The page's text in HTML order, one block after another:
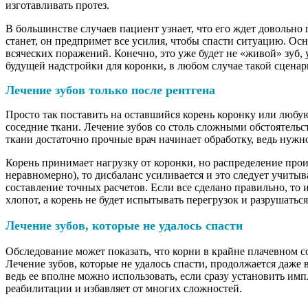
изготавливать протез.
В большинстве случаев пациент узнает, что его ждет
станет, он предпримет все усилия, чтобы спасти ситуацию.
всяческих поражений. Конечно, это уже будет не «живой» зуб,
будущей надстройки для коронки, в любом случае такой
Лечение зубов только после рентгена
Просто так поставить на оставшийся корень коронку или
соседние ткани. Лечение зубов со столь сложными
ткани достаточно прочные врач начинает обработку, ведь
Корень принимает нагрузку от коронки, но распределение
неравномерно), то дисбаланс усиливается и это следует
составление точных расчетов. Если все сделано правильно,
хлопот, а корень не будет испытывать перегрузок и
Лечение зубов, которые не удалось спасти
Обследование может показать, что корни в крайне плачевном
Лечение зубов, которые не удалось спасти, продолжается
ведь ее вполне можно использовать, если сразу установить
реабилитации и избавляет от многих сложностей.